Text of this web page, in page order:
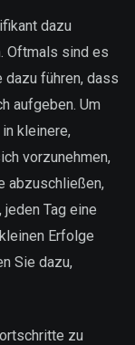
dazu
Oftmals sind es
dazu führen, dass
aufgeben. Um
kleinere,
vorzunehmen,
abzuschließen,
Tag eine
Erfolge
Sie dazu,
zu